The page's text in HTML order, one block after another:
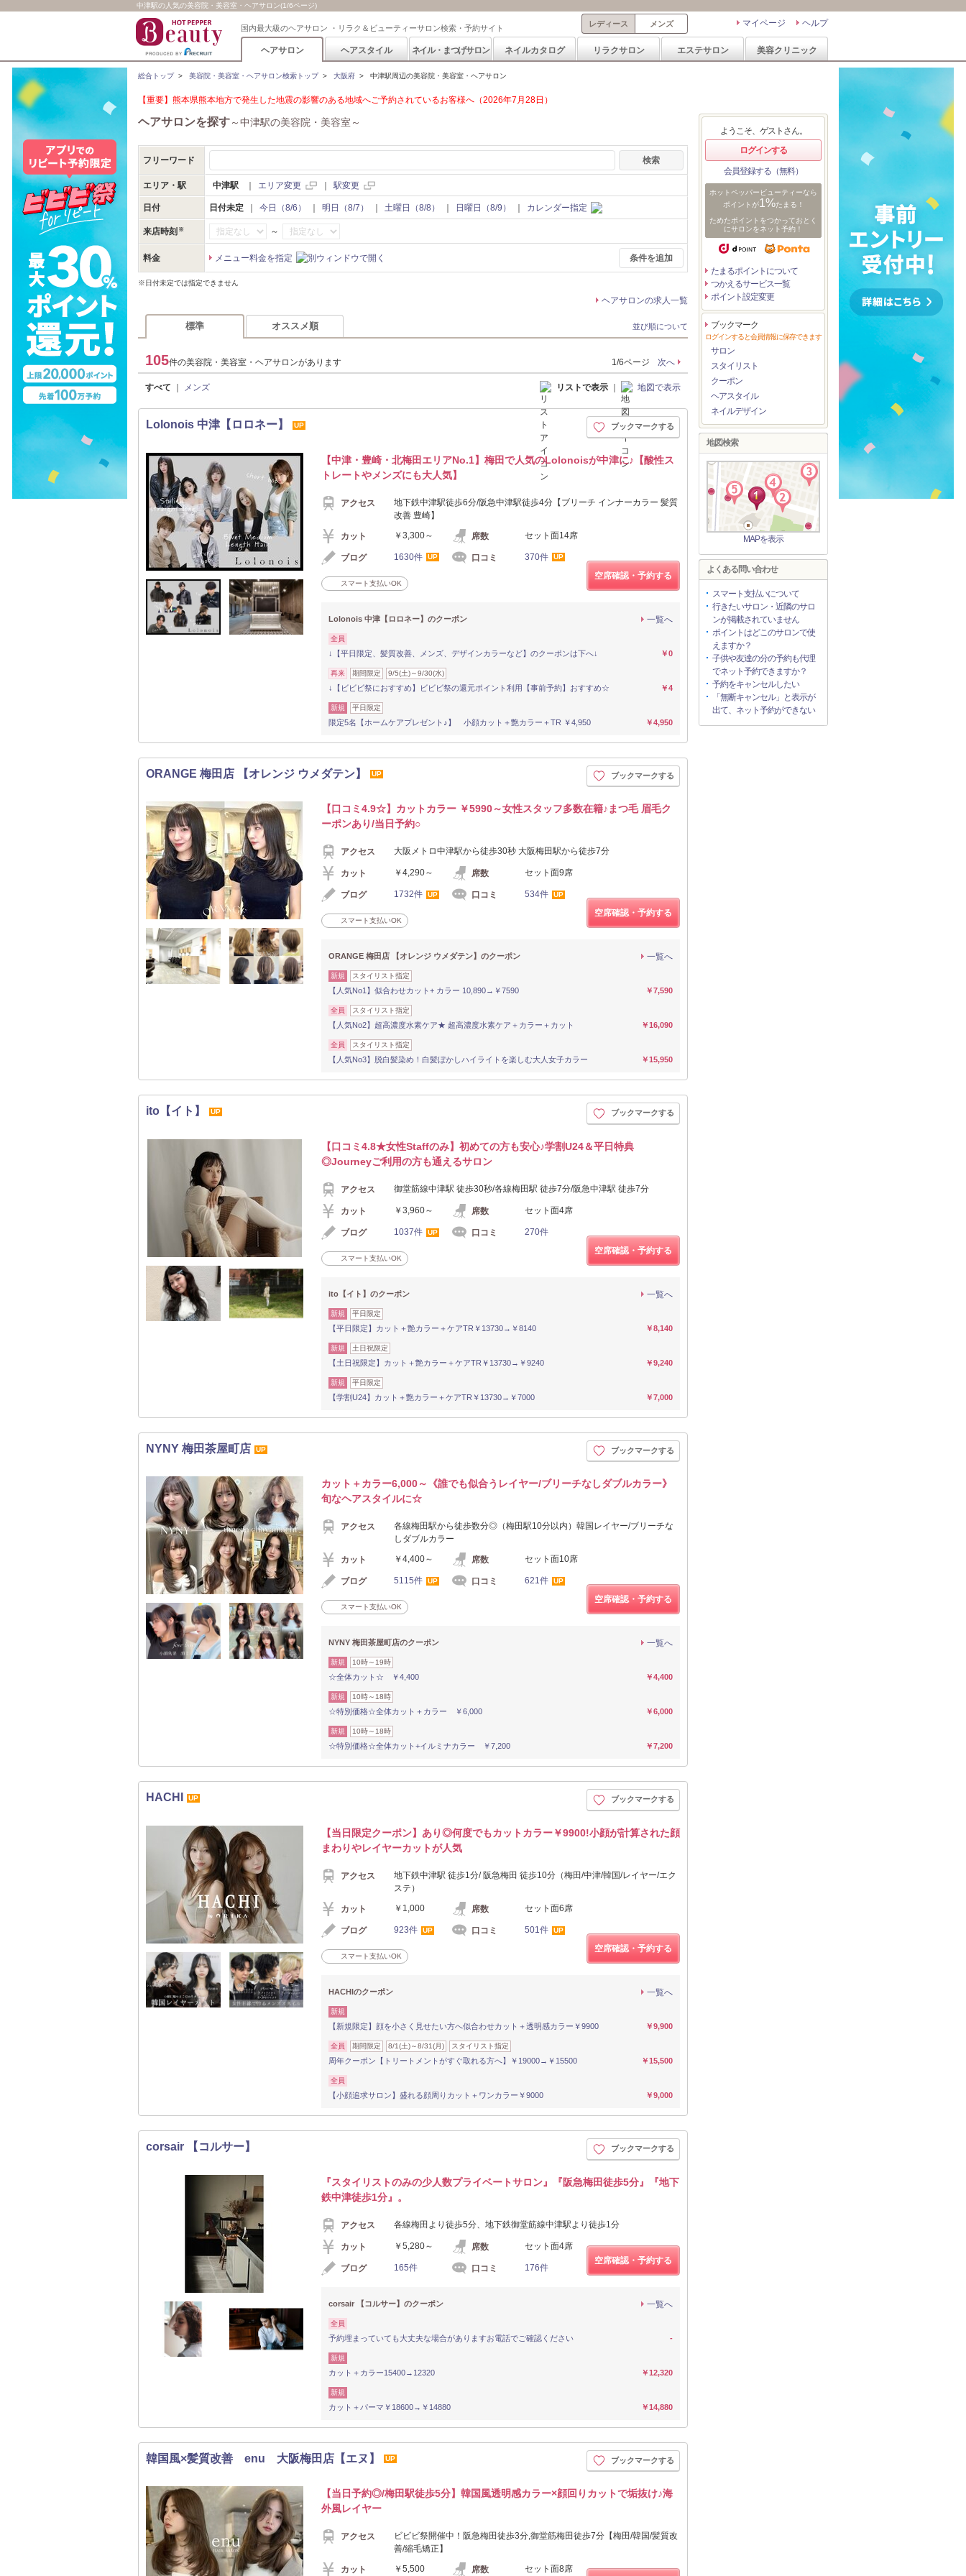
中津駅の人気の美容院・美容室・ヘアサロン(1/6ページ)
国内最大級のヘアサロン ・リラク＆ビューティーサロン検索・予約サイト ヘルプ
マイページ
レディース メンズ
ヘアサロン ヘアスタイル ネイル・まつげサロン ネイルカタログ リラクサロン エステサロン 美容クリニック
総合トップ> 美容院・美容室・ヘアサロン検索トップ> 大阪府 > 中津駅周辺の美容院・美容室・ヘアサロン
【重要】熊本県熊本地方で発生した地震の影響のある地域へご予約されているお客様へ（2026年7月28日）
ヘアサロンを探す～中津駅の美容院・美容室～
フリーワード
エリア・駅 中津駅 エリア変更 駅変更
日付 日付未定 今日（8/6） 明日（8/7） 土曜日（8/8） 日曜日（8/9） カレンダー指定
来店時刻 ～
料金 メニュー料金を指定 条件を追加
※日付未定では指定できません
ヘアサロンの求人一覧
標準 オススメ順 並び順について
105件の美容院・美容室・ヘアサロンがあります 1/6ページ 次へ
すべて メンズ リストで表示 地図で表示
Lolonois 中津【ロロネー】 UP ブックマークする
【中津・豊崎・北梅田エリアNo.1】梅田で人気のLolonoisが中津に♪【酸性ス
トレートやメンズにも大人気】
アクセス
地下鉄中津駅徒歩6分/阪急中津駅徒歩4分【ブリーチ インナーカラー 髪質
改善 豊崎】
カット ￥3,300～ 席数 セット面14席
ブログ 1630件 UP 口コミ 370件 UP
スマート支払いOK
空席確認・予約する
Lolonois 中津【ロロネー】のクーポン 一覧へ
全員
↓【平日限定、髪質改善、メンズ、デザインカラーなど】のクーポンは下へ↓ ￥0
再来 期間限定 9/5(土)～9/30(水)
↓【ビビビ祭におすすめ】ビビビ祭の還元ポイント利用【事前予約】おすすめ☆ ￥4
新規 平日限定
限定5名【ホームケアプレゼント♪】 小顔カット＋艶カラー＋TR ￥4,950 ￥4,950
ORANGE 梅田店 【オレンジ ウメダテン】 UP ブックマークする
【口コミ4.9☆】カットカラー ￥5990～女性スタッフ多数在籍♪まつ毛 眉毛ク
ーポンあり/当日予約○
アクセス 大阪メトロ中津駅から徒歩30秒 大阪梅田駅から徒歩7分
カット ￥4,290～ 席数 セット面9席
ブログ 1732件 UP 口コミ 534件 UP
スマート支払いOK
空席確認・予約する
ORANGE 梅田店 【オレンジ ウメダテン】のクーポン 一覧へ
新規 スタイリスト指定
【人気No1】似合わせカット+ カラー 10,890→￥7590 ￥7,590
全員 スタイリスト指定
【人気No2】超高濃度水素ケア★ 超高濃度水素ケア＋カラー＋カット ￥16,090
全員 スタイリスト指定
【人気No3】脱白髪染め！白髪ぼかしハイライトを楽しむ大人女子カラー ￥15,950
ito【イト】 UP ブックマークする
【口コミ4.8★女性Staffのみ】初めての方も安心♪学割U24＆平日特典
◎Journeyご利用の方も通えるサロン
アクセス 御堂筋線中津駅 徒歩30秒/各線梅田駅 徒歩7分/阪急中津駅 徒歩7分
カット ￥3,960～ 席数 セット面4席
ブログ 1037件 UP 口コミ 270件
スマート支払いOK
空席確認・予約する
ito【イト】のクーポン 一覧へ
新規 平日限定
【平日限定】カット＋艶カラー＋ケアTR￥13730→￥8140 ￥8,140
新規 土日祝限定
【土日祝限定】カット＋艶カラー＋ケアTR￥13730→￥9240 ￥9,240
新規 平日限定
【学割U24】カット＋艶カラー＋ケアTR￥13730→￥7000 ￥7,000
NYNY 梅田茶屋町店 UP ブックマークする
カット＋カラー6,000～《誰でも似合うレイヤー/ブリーチなしダブルカラー》
旬なヘアスタイルに☆
アクセス
各線梅田駅から徒歩数分◎（梅田駅10分以内）韓国レイヤー/ブリーチな
しダブルカラー
カット ￥4,400～ 席数 セット面10席
ブログ 5115件 UP 口コミ 621件 UP
スマート支払いOK
空席確認・予約する
NYNY 梅田茶屋町店のクーポン 一覧へ
新規 10時～19時
☆全体カット☆ ￥4,400 ￥4,400
新規 10時～18時
☆特別価格☆全体カット＋カラー ￥6,000 ￥6,000
新規 10時～18時
☆特別価格☆全体カット+イルミナカラー ￥7,200 ￥7,200
HACHI UP ブックマークする
【当日限定クーポン】あり◎何度でもカットカラー￥9900!小顔が計算された顔
まわりやレイヤーカットが人気
アクセス
地下鉄中津駅 徒歩1分/ 阪急梅田 徒歩10分（梅田/中津/韓国/レイヤー/エク
ステ）
カット ￥1,000 席数 セット面6席
ブログ 923件 UP 口コミ 501件 UP
スマート支払いOK
空席確認・予約する
HACHIのクーポン 一覧へ
新規
【新規限定】顔を小さく見せたい方へ似合わせカット＋透明感カラー￥9900 ￥9,900
全員 期間限定 8/1(土)～8/31(月) スタイリスト指定
周年クーポン【トリートメントがすぐ取れる方へ】￥19000→￥15500 ￥15,500
全員
【小顔追求サロン】盛れる顔周りカット＋ワンカラー￥9000 ￥9,000
corsair 【コルサー】 ブックマークする
『スタイリストのみの少人数プライベートサロン』『阪急梅田徒歩5分』『地下
鉄中津徒歩1分』。
アクセス 各線梅田より徒歩5分、地下鉄御堂筋線中津駅より徒歩1分
カット ￥5,280～ 席数 セット面4席
ブログ 165件 口コミ 176件
空席確認・予約する
corsair 【コルサー】のクーポン 一覧へ
全員
予約埋まっていても大丈夫な場合がありますお電話でご確認ください -
新規
カット＋カラー15400→12320 ￥12,320
新規
カット＋パーマ￥18600→￥14880 ￥14,880
韓国風×髪質改善 enu 大阪梅田店【エヌ】 UP ブックマークする
【当日予約◎/梅田駅徒歩5分】韓国風透明感カラー×顔回りカットで垢抜け♪海
外風レイヤー
アクセス
ビビビ祭開催中！阪急梅田徒歩3分,御堂筋梅田徒歩7分【梅田/韓国/髪質改
善/縮毛矯正】
カット ￥5,500 席数 セット面8席
ようこそ、ゲストさん。
ログインする
会員登録する（無料）
ホットペッパービューティーなら
ポイントが1%たまる！
ためたポイントをつかっておとく
にサロンをネット予約！
たまるポイントについて
つかえるサービス一覧
ポイント設定変更
ブックマーク
ログインすると会員情報に保存できます
サロン
スタイリスト
クーポン
ヘアスタイル
ネイルデザイン
地図検索
MAPを表示
よくある問い合わせ
スマート支払いについて
行きたいサロン・近隣のサロ
ンが掲載されていません
ポイントはどこのサロンで使
えますか？
子供や友達の分の予約も代理
でネット予約できますか？
予約をキャンセルしたい
「無断キャンセル」と表示が
出て、ネット予約ができない